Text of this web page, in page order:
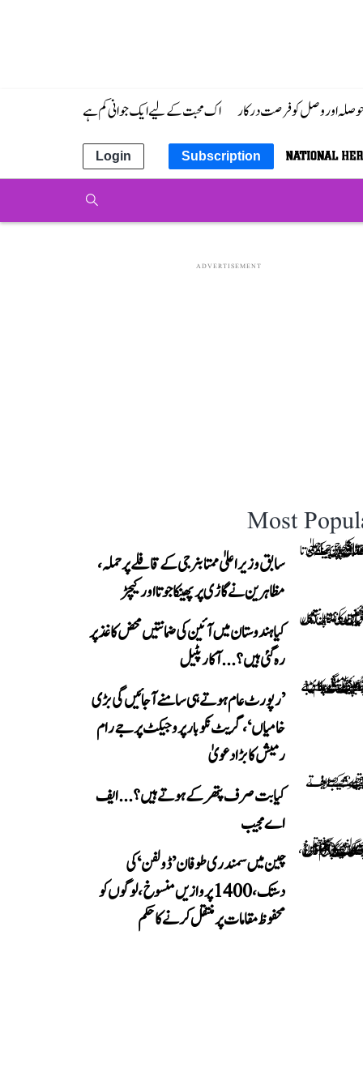
حوصلہ اور وصل کو فرصت درکار اک محبت کے لیے ایک جوانی کم ہے
Subscription
Login
ADVERTISEMENT
Most
سابق وزیر اعلیٰ ممتا بنرجی کے قافلے پر حملہ،
مظاہرین نے گاڑی پر پھینکا جوتا اور کیچڑ
کیا ہندوستان میں آئین کی ضمانتیں محض کاغذ پر
رہ گئی ہیں؟...آکار پٹیل
’رپورٹ عام ہوتے ہی سامنے آ جائیں گی بڑی
خامیاں‘، گریٹ نکوبار پروجیکٹ پر جے رام
رمیش کا بڑا دعویٰ
کیا بت صرف پتھر کے ہوتے ہیں؟...ایف
اے مجیب
چین میں سمندری طوفان ’ڈولفن‘ کی
دستک، 1400 پروازیں منسوخ، لوگوں کو
محفوظ مقامات پر منتقل کرنے کا حکم